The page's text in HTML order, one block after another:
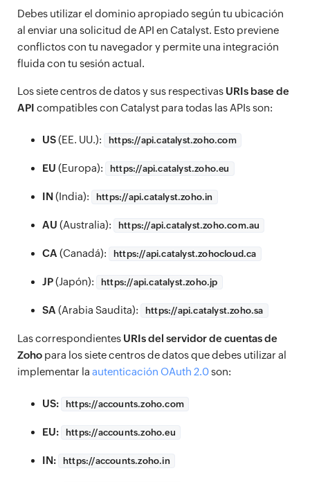
Debes utilizar el dominio apropiado según tu ubicación
al enviar una solicitud de API en Catalyst. Esto previene
conflictos con tu navegador y permite una integración
fluida con tu sesión actual.
Los siete centros de datos y sus respectivas URIs base de
API compatibles con Catalyst para todas las APIs son:
US(EE. UU.): https://api.catalyst.zoho.com
EU (Europa): https://api.catalyst.zoho.eu
IN(India): https://api.catalyst.zoho.in
AU (Australia): https://api.catalyst.zoho.com.au
CA (Canadá): https://api.catalyst.zohocloud.ca
JP(Japón): https://api.catalyst.zoho.jp
SA (Arabia Saudita): https://api.catalyst.zoho.sa
Las correspondientes URIs del servidor de cuentas de
Zoho para los siete centros de datos que debes utilizar al
implementar la autenticación OAuth 2.0son:
US: https://accounts.zoho.com
EU: https://accounts.zoho.eu
IN: https://accounts.zoho.in